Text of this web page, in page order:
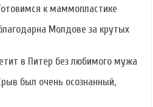
к маммопластике
Молдове за крутых
в Питер без любимого мужа
был очень осознанный,